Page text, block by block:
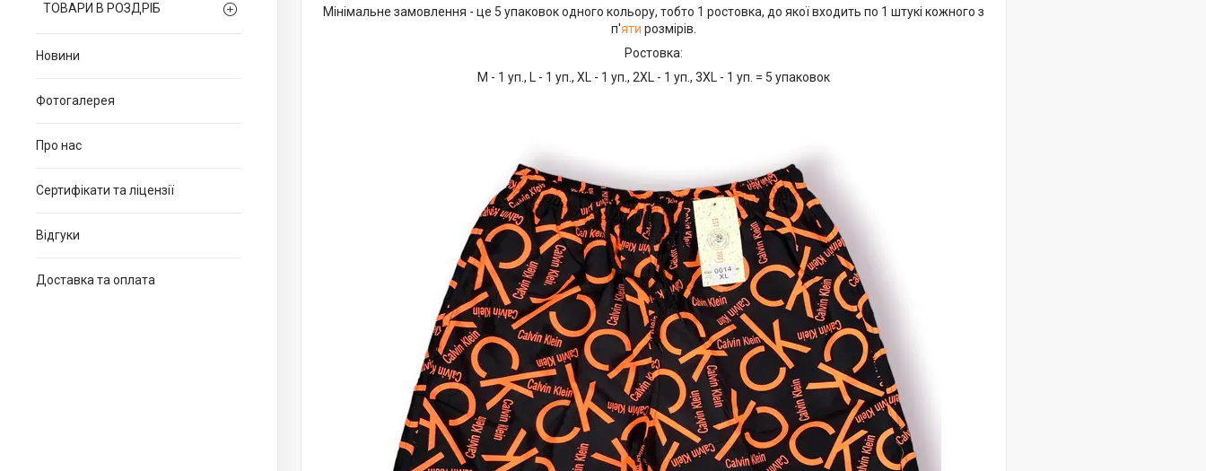
ТОВАРИ В РОЗДРІБ
Новини
Фотогалерея
Про нас
Сертифікати та ліцензії
Відгуки
Доставка та оплата
Мінімальне замовлення - це 5 упаковок одного кольору, тобто 1 ростовка, до якої входить по 1 штукі кожного з
п'яти розмірів.
Ростовка:
М - 1 уп., L - 1 уп., XL - 1 уп., 2XL - 1 уп., 3XL - 1 уп. = 5 упаковок